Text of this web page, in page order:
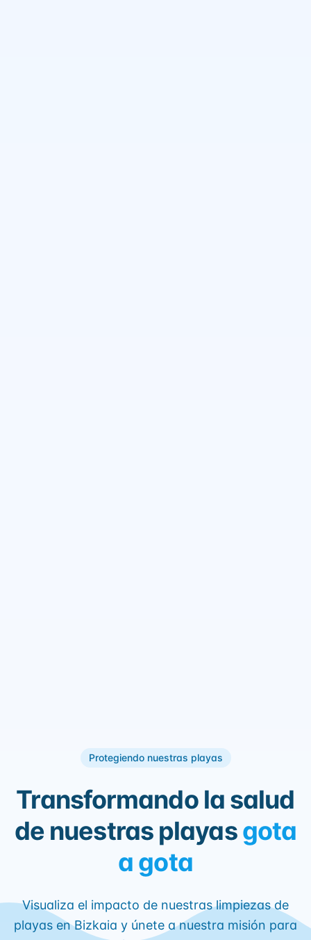
Protegiendo nuestras playas
Transformando la salud
de nuestras playasgota
a gota
Visualiza el impacto de nuestras limpiezas de
playas en Bizkaia y únete a nuestra misión para